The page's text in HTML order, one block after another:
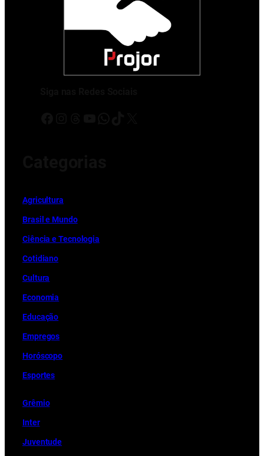
Agricultura
Brasil e Mundo
Ciência e Tecnologia
Cotidiano
Cultura
Economia
Educação
Empregos
Horóscopo
Esportes
Grêmio
Inter
Juventude